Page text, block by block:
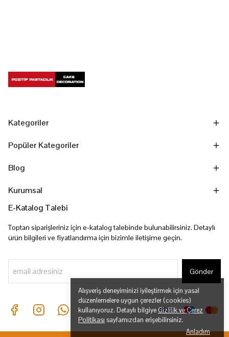
Alışveriş deneyiminizi iyileştirmek için yasal
düzenlemelere uygun çerezler (cookies)
kullanıyoruz. Detaylı bilgiye Gizlilik ve Çerez
Politikası sayfamızdan erişebilirsiniz.
Anladım
Kategoriler
Popüler Kategoriler
Blog
Kurumsal
E-Katalog Talebi
Toptan siparişleriniz için e-katalog talebinde bulunabilirsiniz. Detaylı
ürün bilgileri ve fiyatlandırma için bizimle iletişime geçin.
Gönder